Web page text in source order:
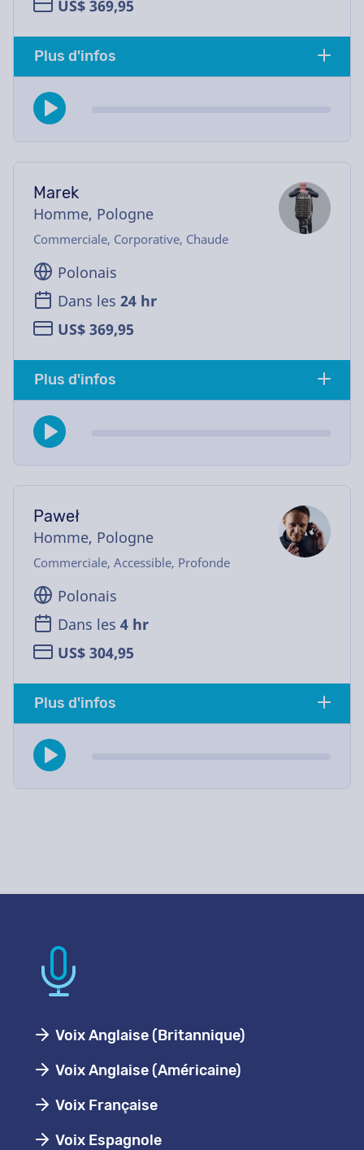
US$ 369,95
Plus d'infos
Marek
Homme, Pologne
Commerciale, Corporative, Chaude
Polonais
Dans les 24 hr
US$ 369,95
Plus d'infos
Paweł
Homme, Pologne
Commerciale, Accessible, Profonde
Polonais
Dans les 4 hr
US$ 304,95
Plus d'infos
Voix Anglaise (Britannique)
Voix Anglaise (Américaine)
Voix Française
Voix Espagnole